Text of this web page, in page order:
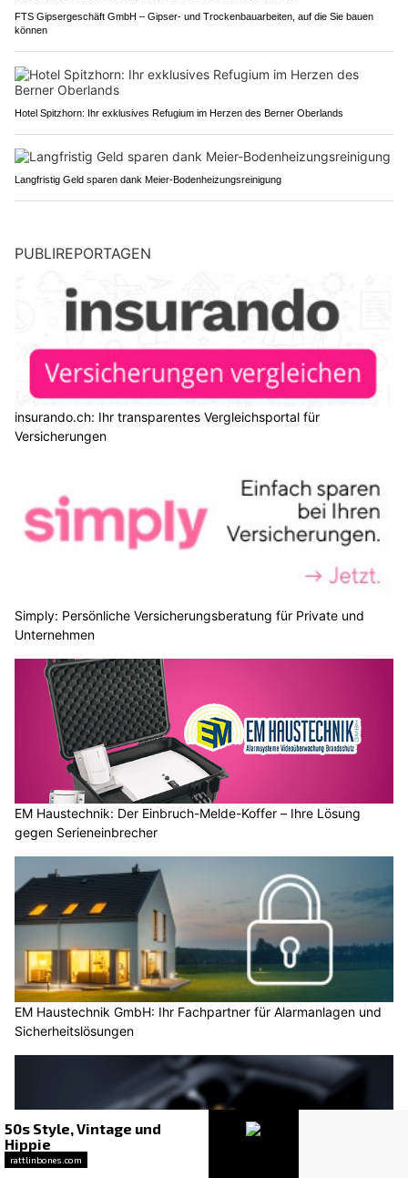
FTS Gipsergeschäft GmbH – Gipser- und Trockenbauarbeiten, auf die Sie bauen
können
Hotel Spitzhorn: Ihr exklusives Refugium im Herzen des Berner Oberlands
Langfristig Geld sparen dank Meier-Bodenheizungsreinigung
PUBLIREPORTAGEN
insurando.ch: Ihr transparentes Vergleichsportal für
Versicherungen
Simply: Persönliche Versicherungsberatung für Private und
Unternehmen
EM Haustechnik: Der Einbruch-Melde-Koffer – Ihre Lösung
gegen Serieneinbrecher
EM Haustechnik GmbH: Ihr Fachpartner für Alarmanlagen und
Sicherheitslösungen